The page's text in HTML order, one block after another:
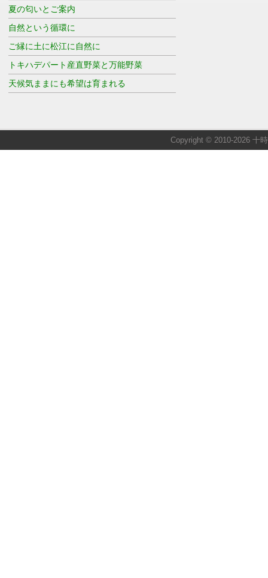
夏の匂いとご案内
自然という循環に
ご縁に土に松江に自然に
トキハデパート産直野菜と万能野菜
天候気ままにも希望は育まれる
Copyright © 2010-2026 十